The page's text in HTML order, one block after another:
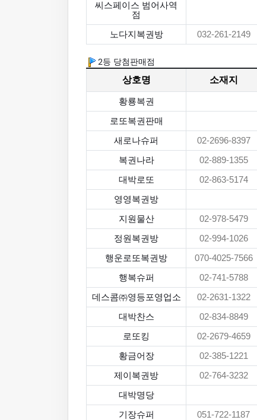
씨스페이스 범어사역
점
노다지복권방 032-261-2149
2등 당첨판매점
상호명 소재지
황룡복권
로또복권판매
새로나슈퍼 02-2696-8397
복권나라 02-889-1355
대박로또 02-863-5174
영영복권방
지원물산 02-978-5479
정원복권방 02-994-1026
행운로또복권방 070-4025-7566
행복슈퍼 02-741-5788
데스콤㈜영등포영업소 02-2631-1322
대박찬스 02-834-8849
로또킹 02-2679-4659
황금어장 02-385-1221
제이복권방 02-764-3232
대박명당
기장슈퍼 051-722-1187